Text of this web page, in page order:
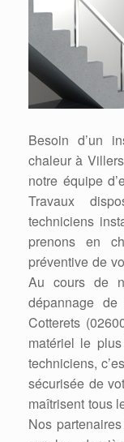
Besoin d’un
chaleur à
notre équipe
Travaux
techniciens
prenons en
préventive de
Au cours de
dépannage
Cotterets
matériel le
techniciens,
sécurisée de
maîtrisent tous
Nos